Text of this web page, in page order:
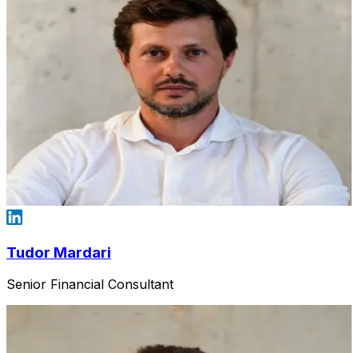
Tudor Mardari
Senior Financial Consultant